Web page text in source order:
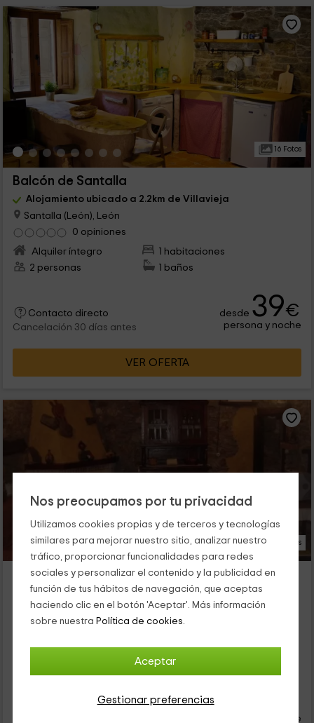
Nos preocupamos por tu privacidad
Utilizamos cookies propias y de terceros y tecnologías
similares para mejorar nuestro sitio, analizar nuestro
tráfico, proporcionar funcionalidades para redes
sociales y personalizar el contenido y la publicidad en
función de tus hábitos de navegación, que aceptas
haciendo clic en el botón 'Aceptar'. Más información
sobre nuestra Política de cookies.
Aceptar
Gestionar preferencias
16 Fotos
Balcón de Santalla
Alojamiento ubicado a 2.2km de Villavieja
Santalla (León), León
0 opiniones
Alquiler íntegro
1 habitaciones
2 personas
1 baños
Contacto directo
Cancelación 30 días antes
desde 39€
persona y noche
VER OFERTA
15 Fotos
Casa Rural Las Barrancas
Alojamiento ubicado a 2.3km de Villavieja
Priaranza Del Bierzo, León
0 opiniones
Alquiler íntegro
2 habitaciones
1 baños
Contacto directo
persona y noche